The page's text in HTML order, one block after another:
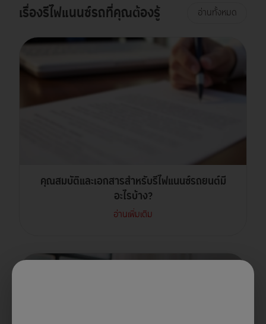
เรื่องรีไฟแนนซ์รถที่คุณต้องรู้ อ่านทั้งหมด
คุณสมบัติและเอกสารสำหรับรีไฟแนนซ์รถยนต์มี
อะไรบ้าง?
อ่านเพิ่มเติม